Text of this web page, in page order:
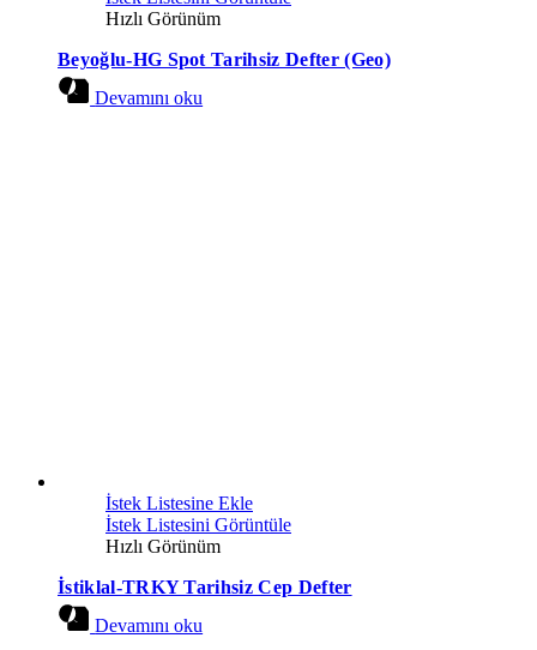
Hızlı Görünüm
Beyoğlu-HG Spot Tarihsiz Defter (Geo)
Devamını oku
İstek Listesine Ekle
İstek Listesini Görüntüle
Hızlı Görünüm
İstiklal-TRKY Tarihsiz Cep Defter
Devamını oku